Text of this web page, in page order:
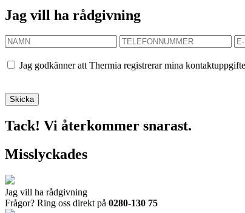
Jag vill ha rådgivning
Jag godkänner att Thermia registrerar mina
Tack! Vi återkommer snarast.
Misslyckades
Jag vill ha rådgivning
Frågor? Ring oss direkt på 0280-130 75